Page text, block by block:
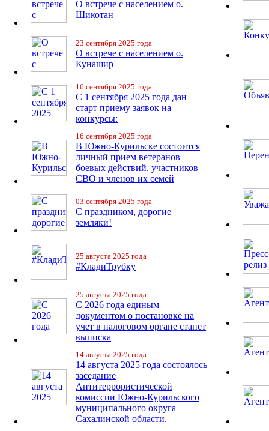
О встрече с населением о.
Шикотан
23 сентября 2025 года
О встрече с населением о.
Кунашир
16 сентября 2025 года
С 1 сентября 2025 года дан
старт приему заявок на
конкурсы:
16 сентября 2025 года
В Южно-Курильске состоится
личный прием ветеранов
боевых действий, участников
СВО и членов их семей
03 сентября 2025 года
С праздником, дорогие
земляки!
25 августа 2025 года
#КладиТрубку
25 августа 2025 года
С 2026 года единым
документом о постановке на
учет в налоговом органе станет
выписка
14 августа 2025 года
14 августа 2025 года состоялось
заседание
Антитеррористической
комиссии Южно-Курильского
муниципального округа
Сахалинской области.